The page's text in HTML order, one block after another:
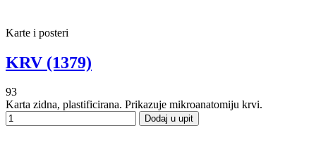
Karte i posteri
KRV (1379)
93
Karta zidna, plastificirana. Prikazuje mikroanatomiju krvi.
Dodaj u upit